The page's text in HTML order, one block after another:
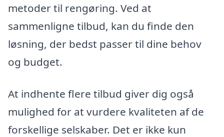
metoder til rengøring. Ved at
sammenligne tilbud, kan du finde den
løsning, der bedst passer til dine behov
og budget.
At indhente flere tilbud giver dig også
mulighed for at vurdere kvaliteten af de
forskellige selskaber. Det er ikke kun